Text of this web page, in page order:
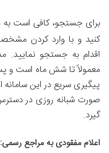
برای جستجو، کافی است
کنید و با وارد کردن
اقدام به جستجو نمایید.
معمولاً تا شش ماه است و
پیگیری سریع در این سامانه
صورت شبانه روزی در
گیرد.
اعلام مفقودی به مراجع